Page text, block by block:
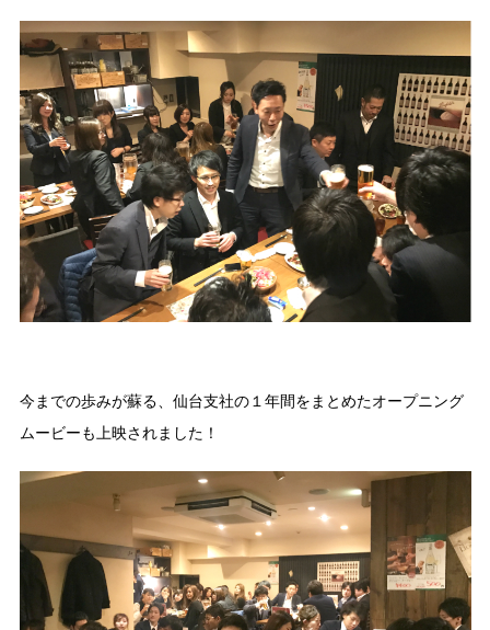
今までの歩みが蘇る、仙台支社の１年間をまとめたオープニング
ムービーも上映されました！